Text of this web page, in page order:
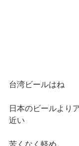
台湾ビールはね
日本のビールより
近い